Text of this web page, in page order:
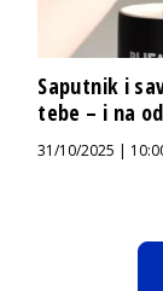
Saputnik i
tebe – i na
31/10/2025 |